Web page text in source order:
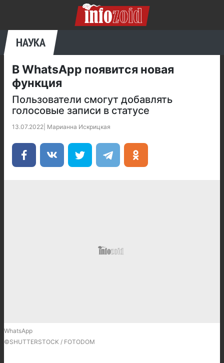
НАУКА
В WhatsApp появится новая
функция
Пользователи смогут добавлять
голосовые записи в статусе
13.07.2022 Марианна Искрицкая
WhatsApp
©SHUTTERSTOCK / FOTODOM